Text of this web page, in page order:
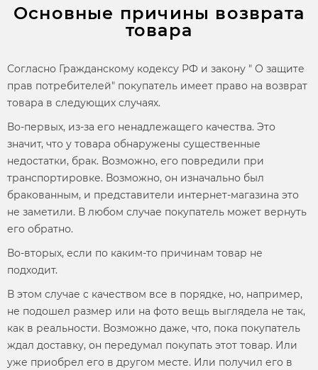
Основные причины возврата
товара
Согласно Гражданскому кодексу РФ и закону " О защите
прав потребителей" покупатель имеет право на возврат
товара в следующих случаях.
Во-первых, из-за его ненадлежащего качества. Это
значит, что у товара обнаружены существенные
недостатки, брак. Возможно, его повредили при
транспортировке. Возможно, он изначально был
бракованным, и представители интернет-магазина это
не заметили. В любом случае покупатель может вернуть
его обратно.
Во-вторых, если по каким-то причинам товар не
подходит.
В этом случае с качеством все в порядке, но, например,
не подошел размер или на фото вещь выглядела не так,
как в реальности. Возможно даже, что, пока покупатель
ждал доставку, он передумал покупать этот товар. Или
уже приобрел его в другом месте. Или получил его в